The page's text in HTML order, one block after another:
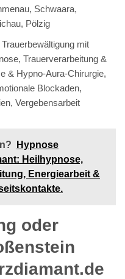
Schwaara,
Pölzig
mit
Trauerverarbeitung &
& Hypno-Aura-Chirurgie,
Blockaden,
Vergebensarbeit
Hypnose
Heilhypnose,
Energiearbeit &
oder